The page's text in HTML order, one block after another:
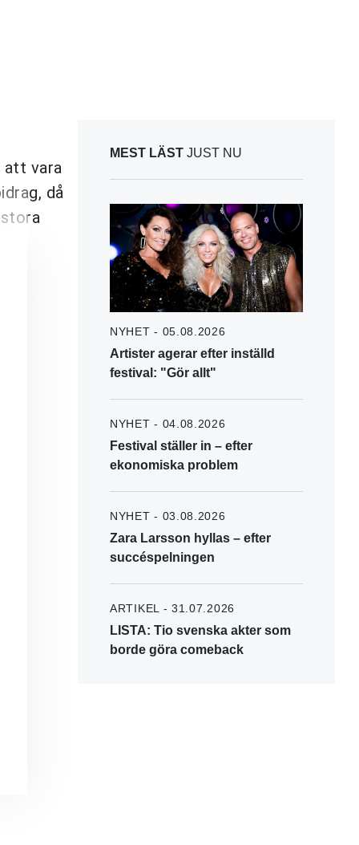
att vara
då
MEST LÄST JUST NU
NYHET - 05.08.2026
Artister agerar efter inställd
festival: "Gör allt"
NYHET - 04.08.2026
Festival ställer in – efter
ekonomiska problem
NYHET - 03.08.2026
Zara Larsson hyllas – efter
succéspelningen
ARTIKEL - 31.07.2026
LISTA: Tio svenska akter som
borde göra comeback